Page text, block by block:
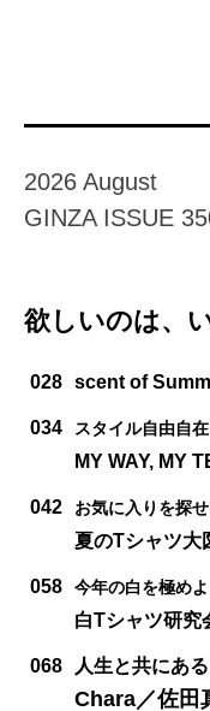
2026 August
GINZA ISSUE
欲しいのは、
028 scent of
034 スタイル自由自在
MY WAY, MY
042 お気に入りを探
夏のTシャツ大
058 今年の白を極め
白Tシャツ研究
068 人生と共にあ
Chara／佐田